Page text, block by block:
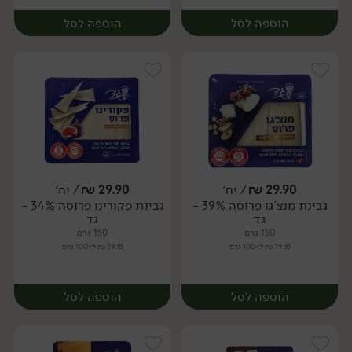
הוספה לסל
יח׳
הוספה לסל
יח׳
29.90
₪/ יח׳
גבינת מנצ'גו פרוסה 39% -
גד
150 גרם
19.93 ₪ ל-100 גרם
הוספה לסל
29.90
₪/ יח׳
גבינת פקורינו פרוסה 34% -
גד
150 גרם
19.93 ₪ ל-100 גרם
הוספה לסל